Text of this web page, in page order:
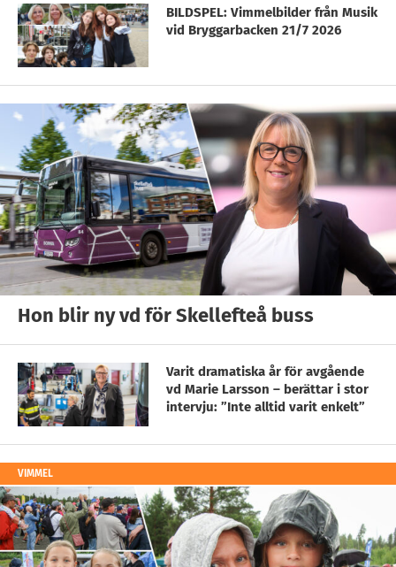
BILDSPEL: Vimmelbilder från Musik
vid Bryggarbacken 21/7 2026
Hon blir ny vd för Skellefteå buss
Varit dramatiska år för avgående
vd Marie Larsson – berättar i stor
intervju: ”Inte alltid varit enkelt”
VIMMEL